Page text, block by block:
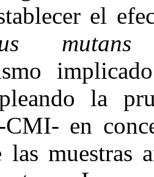
el
la
en
muestras